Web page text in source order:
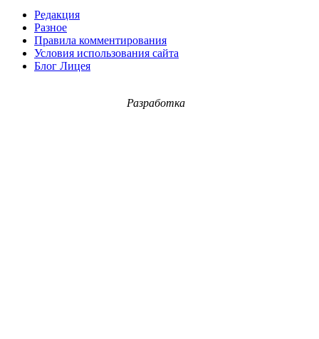
Редакция
Разное
Правила комментирования
Условия использования сайта
Блог Лицея
Разработка